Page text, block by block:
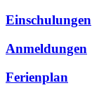
Einschulungen
Anmeldungen
Ferienplan